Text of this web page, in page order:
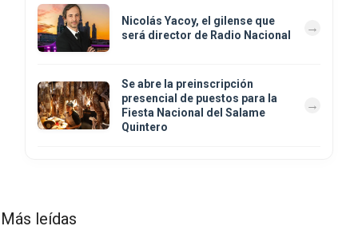
Nicolás Yacoy, el gilense que
será director de Radio Nacional
Se abre la preinscripción
presencial de puestos para la
Fiesta Nacional del Salame
Quintero
Más leídas